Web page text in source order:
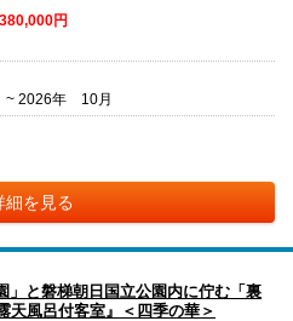
円
2026年 10月
細を見る
」と磐梯朝日国立公園内に佇む「裏
天風呂付客室』＜四季の華＞